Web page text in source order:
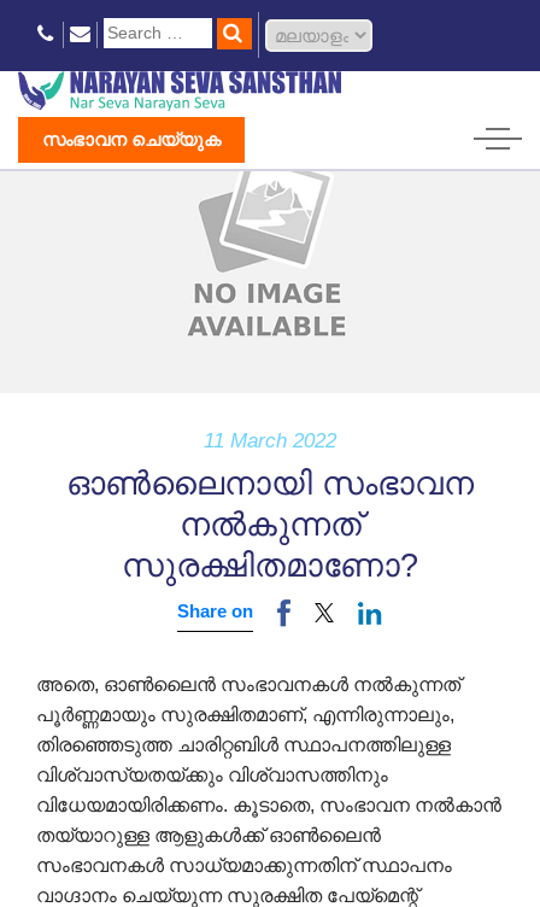
സംഭാവന ചെയ്യുക
11 March 2022
ഓൺലൈനായി സംഭാവന
നൽകുന്നത്
സുരക്ഷിതമാണോ?
Share on
അതെ, ഓൺലൈൻ സംഭാവനകൾ നൽകുന്നത്
പൂർണ്ണമായും സുരക്ഷിതമാണ്, എന്നിരുന്നാലും,
തിരഞ്ഞെടുത്ത ചാരിറ്റബിൾ സ്ഥാപനത്തിലുള്ള
വിശ്വാസ്യതയ്ക്കും വിശ്വാസത്തിനും
വിധേയമായിരിക്കണം. കൂടാതെ, സംഭാവന നൽകാൻ
തയ്യാറുള്ള ആളുകൾക്ക് ഓൺലൈൻ
സംഭാവനകൾ സാധ്യമാക്കുന്നതിന് സ്ഥാപനം
വാഗ്ദാനം ചെയ്യുന്ന സുരക്ഷിത പേയ്‌മെന്റ്